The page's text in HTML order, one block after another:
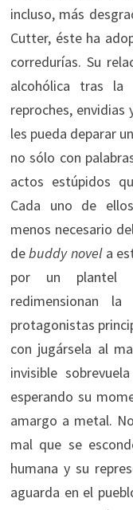
incluso, más
Cutter, éste ha
corredurías. Su
alcohólica tras
reproches,
les pueda deparar
no sólo con
actos estúpidos
Cada uno de
menos necesario
debuddy novela
por un plantel
redimensionan
protagonistas
con jugársela al
invisible
esperando su
amargo a metal.
mal que se
humana y su
aguarda en el